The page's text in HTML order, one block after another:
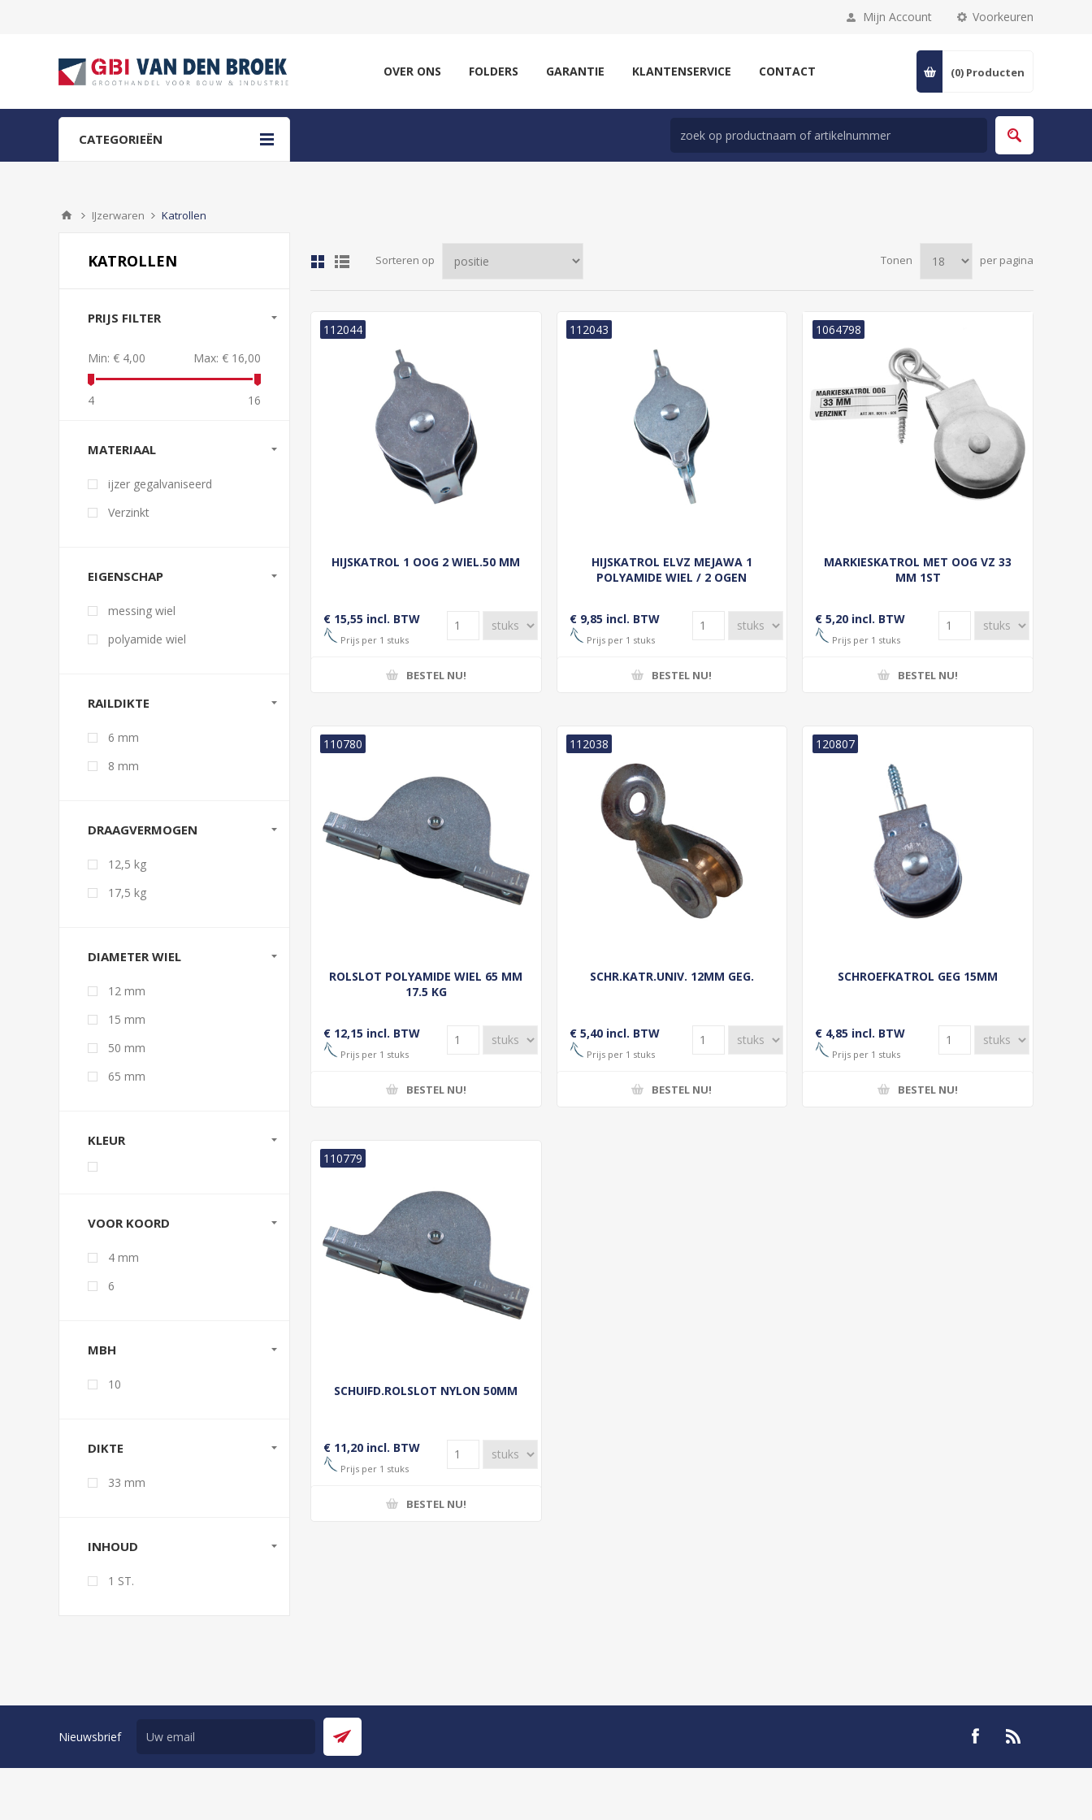
Voorkeuren
Mijn Account
OVER ONS FOLDERS GARANTIE KLANTENSERVICE CONTACT (0) Producten
CATEGORIEËN
IJzerwaren Katrollen
Sorteren op Tonen per pagina
HIJSKATROL 1 OOG 2 WIEL.50 MM
112044
€ 15,55 incl. BTW
Prijs per 1 stuks
BESTEL NU!
HIJSKATROL ELVZ MEJAWA 1
POLYAMIDE WIEL / 2 OGEN
112043
€ 9,85 incl. BTW
Prijs per 1 stuks
BESTEL NU!
MARKIESKATROL MET OOG VZ 33
MM 1ST
1064798
€ 5,20 incl. BTW
Prijs per 1 stuks
BESTEL NU!
ROLSLOT POLYAMIDE WIEL 65 MM
17.5 KG
110780
€ 12,15 incl. BTW
Prijs per 1 stuks
BESTEL NU!
SCHR.KATR.UNIV. 12MM GEG.
112038
€ 5,40 incl. BTW
Prijs per 1 stuks
BESTEL NU!
SCHROEFKATROL GEG 15MM
120807
€ 4,85 incl. BTW
Prijs per 1 stuks
BESTEL NU!
SCHUIFD.ROLSLOT NYLON 50MM
110779
€ 11,20 incl. BTW
Prijs per 1 stuks
BESTEL NU!
KATROLLEN
PRIJS FILTER
Min: € 4,00 Max: € 16,00
4 16
MATERIAAL
ijzer gegalvaniseerd
Verzinkt
EIGENSCHAP
messing wiel
polyamide wiel
RAILDIKTE
6 mm
8 mm
DRAAGVERMOGEN
12,5 kg
17,5 kg
DIAMETER WIEL
12 mm
15 mm
50 mm
65 mm
KLEUR
VOOR KOORD
4 mm
6
MBH
10
DIKTE
33 mm
INHOUD
1 ST.
Nieuwsbrief